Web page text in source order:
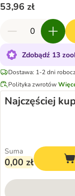
53,96 zł
Zdobądź 13
Dostawa: 1-2 dni
Polityka zwrotów
Najczęściej
Suma
0,00 zł